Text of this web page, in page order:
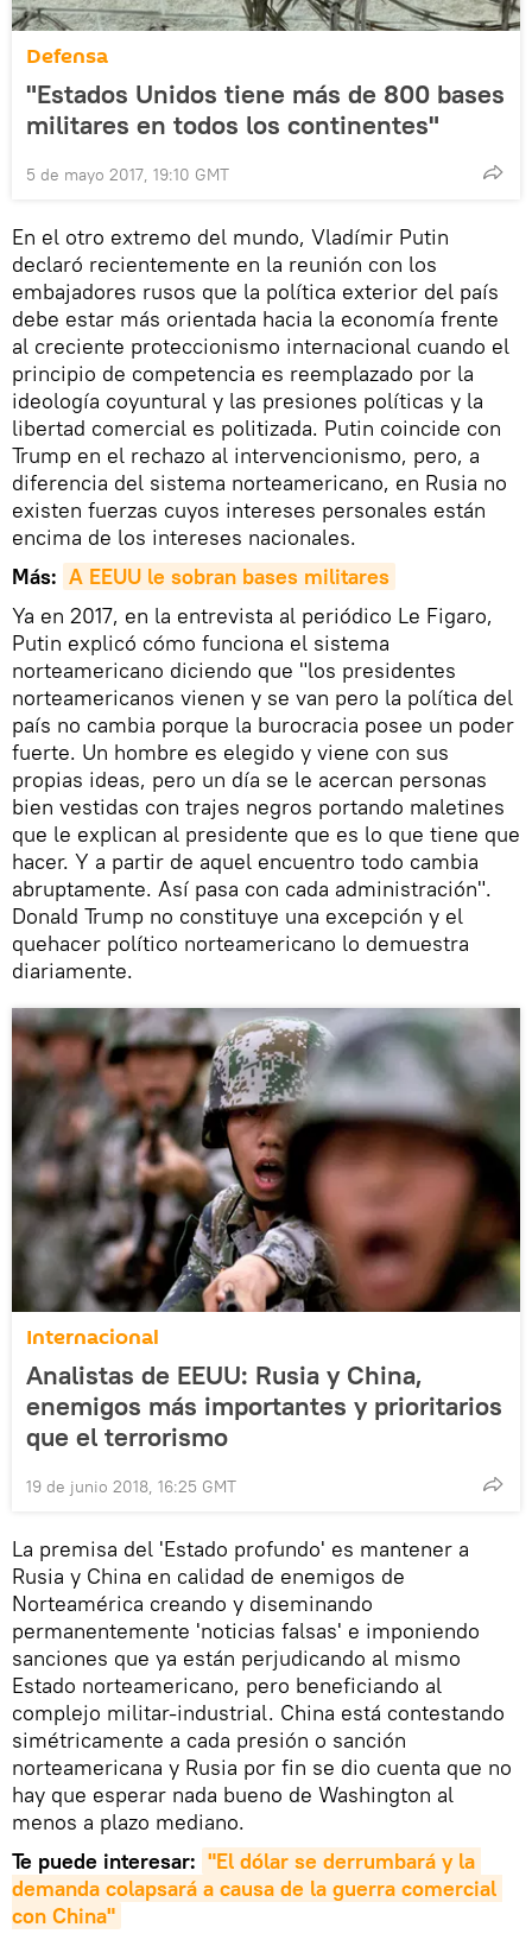
Defensa
"Estados Unidos tiene más de 800 bases
militares en todos los continentes"
5 de mayo 2017, 19:10 GMT
En el otro extremo del mundo, Vladímir Putin
declaró recientemente en la reunión con los
embajadores rusos que la política exterior del país
debe estar más orientada hacia la economía frente
al creciente proteccionismo internacional cuando el
principio de competencia es reemplazado por la
ideología coyuntural y las presiones políticas y la
libertad comercial es politizada. Putin coincide con
Trump en el rechazo al intervencionismo, pero, a
diferencia del sistema norteamericano, en Rusia no
existen fuerzas cuyos intereses personales están
encima de los intereses nacionales.
Más: A EEUU le sobran bases militares
Ya en 2017, en la entrevista al periódico Le Figaro,
Putin explicó cómo funciona el sistema
norteamericano diciendo que "los presidentes
norteamericanos vienen y se van pero la política del
país no cambia porque la burocracia posee un poder
fuerte. Un hombre es elegido y viene con sus
propias ideas, pero un día se le acercan personas
bien vestidas con trajes negros portando maletines
que le explican al presidente que es lo que tiene que
hacer. Y a partir de aquel encuentro todo cambia
abruptamente. Así pasa con cada administración".
Donald Trump no constituye una excepción y el
quehacer político norteamericano lo demuestra
diariamente.
Internacional
Analistas de EEUU: Rusia y China,
enemigos más importantes y prioritarios
que el terrorismo
19 de junio 2018, 16:25 GMT
La premisa del 'Estado profundo' es mantener a
Rusia y China en calidad de enemigos de
Norteamérica creando y diseminando
permanentemente 'noticias falsas' e imponiendo
sanciones que ya están perjudicando al mismo
Estado norteamericano, pero beneficiando al
complejo militar-industrial. China está contestando
simétricamente a cada presión o sanción
norteamericana y Rusia por fin se dio cuenta que no
hay que esperar nada bueno de Washington al
menos a plazo mediano.
Te puede interesar: "El dólar se derrumbará y la
demanda colapsará a causa de la guerra comercial
con China"